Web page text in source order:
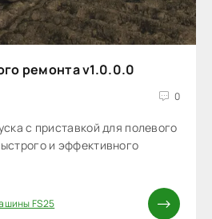
ремонта v1.0.0.0
0
с приставкой для полевого
и эффективного
FS25